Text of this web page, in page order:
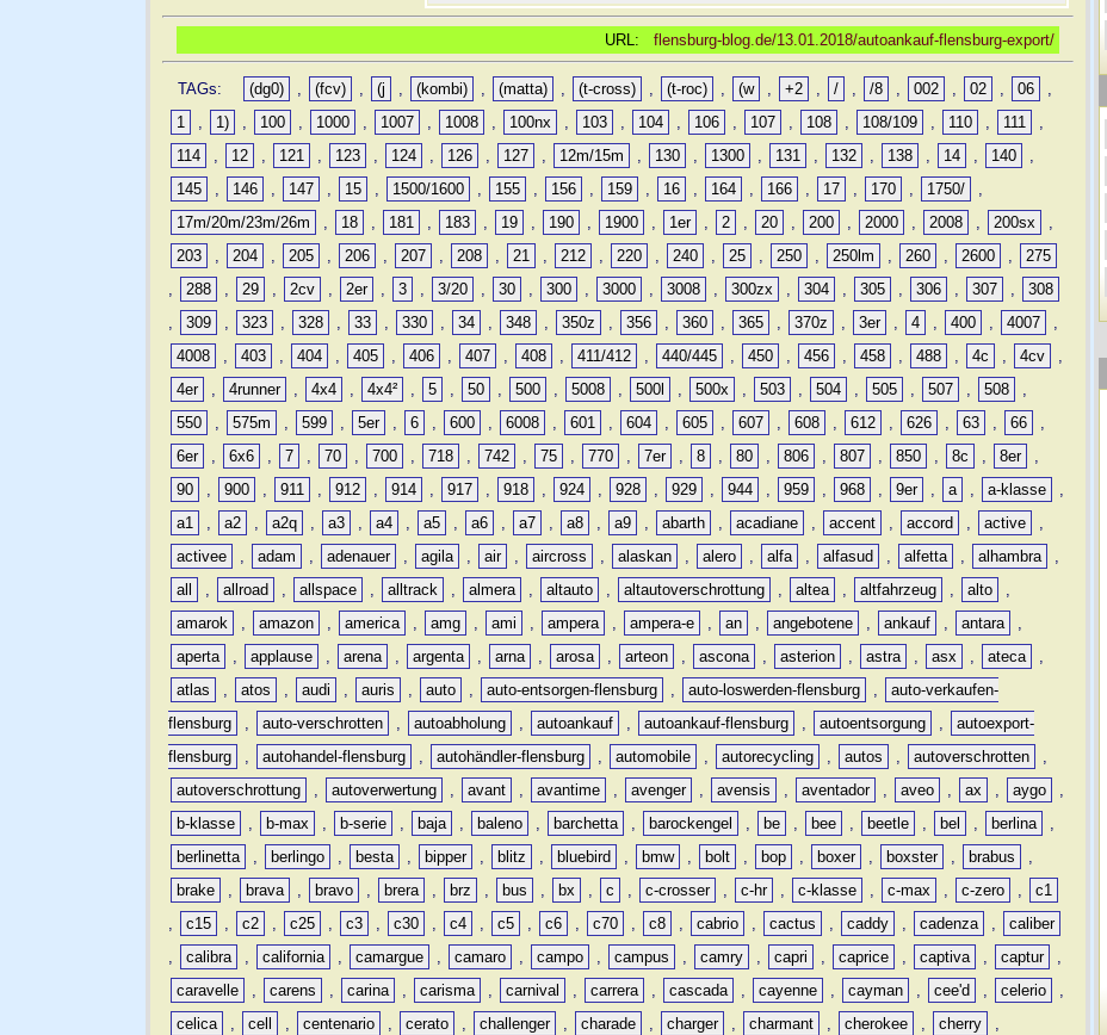
URL: flensburg-blog.de/13.01.2018/autoankauf-flensburg-export/
TAGs: (dg0) , (fcv) , (j , (kombi) , (matta) , (t-cross) , (t-roc) , (w , +2 , / , /8 , 002 , 02 , 06
,
1
, 1) , 100 , 1000 , 1007 , 1008 , 100nx , 103 , 104 , 106 , 107 , 108 , 108/109 , 110 , 111
,
114
, 12 , 121 , 123 , 124 , 126 , 127 , 12m/15m , 130 , 1300 , 131 , 132 , 138 , 14 , 140
,
145
, 146 , 147 , 15 , 1500/1600 , 155 , 156 , 159 , 16 , 164 , 166 , 17 , 170 , 1750/
,
17m/20m/23m/26m
, 18 , 181 , 183 , 19 , 190 , 1900 , 1er , 2 , 20 , 200 , 2000 , 2008 , 200sx
,
203
, 204 , 205 , 206 , 207 , 208 , 21 , 212 , 220 , 240 , 25 , 250 , 250lm , 260 , 2600 ,
275
,
288 , 29 , 2cv , 2er , 3 , 3/20 , 30 , 300 , 3000 , 3008 , 300zx , 304 , 305 , 306 , 307 ,
308
,
309 , 323 , 328 , 33 , 330 , 34 , 348 , 350z , 356 , 360 , 365 , 370z , 3er , 4 , 400 , 4007
,
4008
, 403 , 404 , 405 , 406 , 407 , 408 , 411/412 , 440/445 , 450 , 456 , 458 , 488 , 4c , 4cv
,
4er
, 4runner , 4x4 , 4x4² , 5 , 50 , 500 , 5008 , 500l , 500x , 503 , 504 , 505 , 507 , 508
,
550
, 575m , 599 , 5er , 6 , 600 , 6008 , 601 , 604 , 605 , 607 , 608 , 612 , 626 , 63 , 66
,
6er
, 6x6 , 7 , 70 , 700 , 718 , 742 , 75 , 770 , 7er , 8 , 80 , 806 , 807 , 850 , 8c , 8er
,
90
, 900 , 911 , 912 , 914 , 917 , 918 , 924 , 928 , 929 , 944 , 959 , 968 , 9er , a , a-klasse
,
a1
, a2 , a2q , a3 , a4 , a5 , a6 , a7 , a8 , a9 , abarth , acadiane , accent , accord , active
,
activee
, adam , adenauer , agila , air , aircross , alaskan , alero , alfa , alfasud , alfetta , alhambra
,
all
, allroad , allspace , alltrack , almera , altauto , altautoverschrottung , altea , altfahrzeug , alto
,
amarok
, amazon , america , amg , ami , ampera , ampera-e , an , angebotene , ankauf , antara
,
aperta
, applause , arena , argenta , arna , arosa , arteon , ascona , asterion , astra , asx , ateca
,
atlas
, atos , audi , auris , auto , auto-entsorgen-flensburg , auto-loswerden-flensburg ,
auto-verkaufen-
flensburg
, auto-verschrotten , autoabholung , autoankauf , autoankauf-flensburg , autoentsorgung ,
autoexport-
flensburg
, autohandel-flensburg , autohändler-flensburg , automobile , autorecycling , autos , autoverschrotten
,
autoverschrottung
, autoverwertung , avant , avantime , avenger , avensis , aventador , aveo , ax , aygo
,
b-klasse
, b-max , b-serie , baja , baleno , barchetta , barockengel , be , bee , beetle , bel , berlina
,
berlinetta
, berlingo , besta , bipper , blitz , bluebird , bmw , bolt , bop , boxer , boxster , brabus
,
brake
, brava , bravo , brera , brz , bus , bx , c , c-crosser , c-hr , c-klasse , c-max , c-zero ,
c1
,
c15 , c2 , c25 , c3 , c30 , c4 , c5 , c6 , c70 , c8 , cabrio , cactus , caddy , cadenza ,
caliber
,
calibra , california , camargue , camaro , campo , campus , camry , capri , caprice , captiva , captur
,
caravelle
, carens , carina , carisma , carnival , carrera , cascada , cayenne , cayman , cee'd , celerio
,
celica
, cell , centenario , cerato , challenger , charade , charger , charmant , cherokee , cherry
,